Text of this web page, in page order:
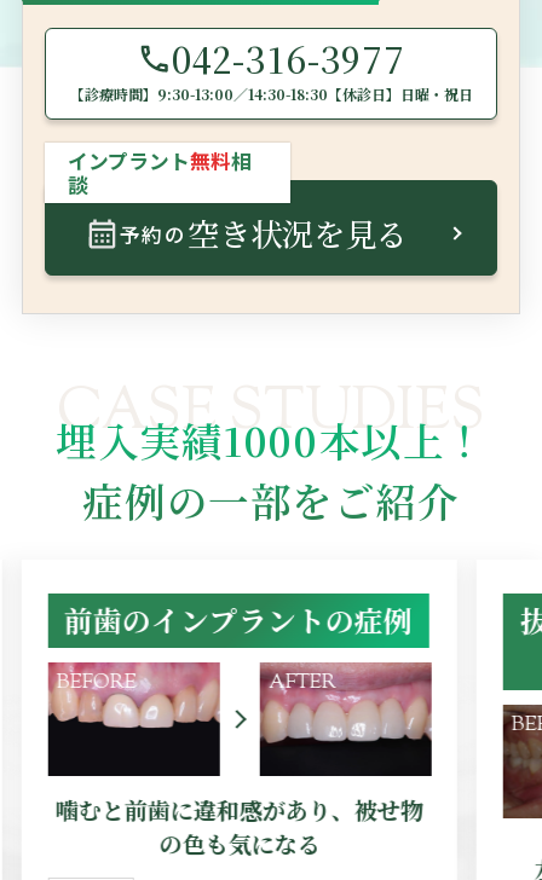
042-316-3977
【診療時間】 9:30-13:00／14:30-18:30 【休診日】日曜・祝日
インプラント無料相
談
予約の 空き状況を見る
CASE STUDIES
埋入実績1000本以上！
症例の一部をご紹介
前歯のインプラントの症例
BEFORE AFTER
噛むと前歯に違和感があり、被せ物
の色も気になる